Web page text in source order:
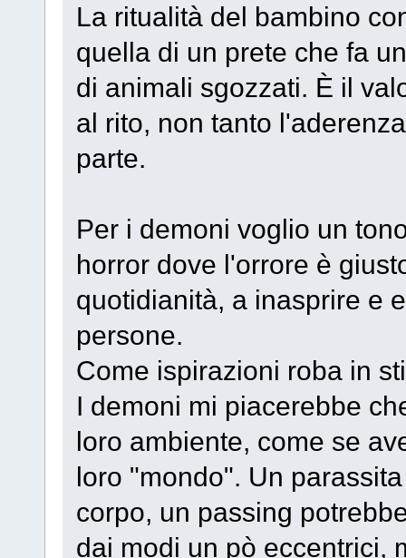
La ritualità del bambino
quella di un prete che fa
di animali sgozzati. È il
al rito, non tanto
parte.
Per i demoni voglio un
horror dove l'orrore è
quotidianità, a inasprire e
persone.
Come ispirazioni roba in
I demoni mi piacerebbe
loro ambiente, come se
loro "mondo". Un
corpo, un passing
dai modi un pò eccentrici,